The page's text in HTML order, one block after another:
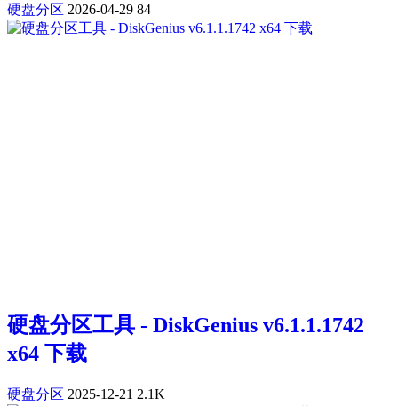
硬盘分区 2026-04-29 84
硬盘分区工具 - DiskGenius v6.1.1.1742
x64 下载
硬盘分区 2025-12-21 2.1K